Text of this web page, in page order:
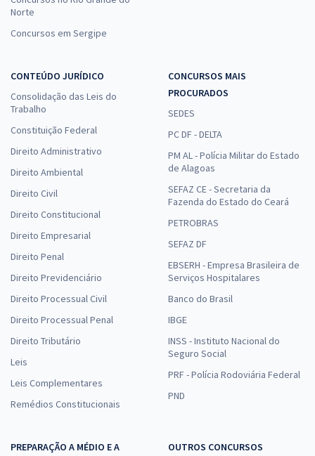
Norte
Concursos em Sergipe
CONTEÚDO JURÍDICO
Consolidação das Leis do
Trabalho
Constituição Federal
Direito Administrativo
Direito Ambiental
Direito Civil
Direito Constitucional
Direito Empresarial
Direito Penal
Direito Previdenciário
Direito Processual Civil
Direito Processual Penal
Direito Tributário
Leis
Leis Complementares
Remédios Constitucionais
CONCURSOS MAIS
PROCURADOS
SEDES
PC DF - DELTA
PM AL - Polícia Militar do Estado
de Alagoas
SEFAZ CE - Secretaria da
Fazenda do Estado do Ceará
PETROBRAS
SEFAZ DF
EBSERH - Empresa Brasileira de
Serviços Hospitalares
Banco do Brasil
IBGE
INSS - Instituto Nacional do
Seguro Social
PRF - Polícia Rodoviária Federal
PND
PREPARAÇÃO A MÉDIO E A
OUTROS CONCURSOS